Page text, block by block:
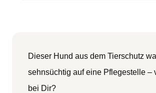
Dieser Hund aus dem Tierschutz
sehnsüchtig auf eine Pflegestelle –
bei Dir?